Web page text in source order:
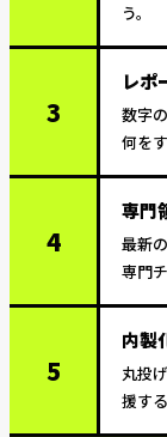
う。
3
レポ
数字
何を
4
専門
最新
専門
5
内製
丸投
援す